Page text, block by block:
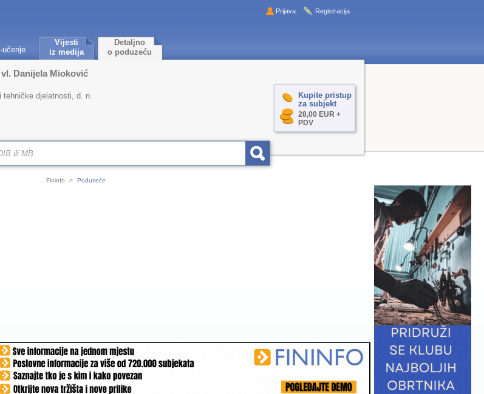
učenje
Vijesti
iz medija
Detaljno
o poduzeću
Prijava Registracija
Kupite pristup
za subjekt
28,00 EUR +
PDV
Danijela Mioković
tehničke djelatnosti, d. n.
Fininfo > Poduzeće